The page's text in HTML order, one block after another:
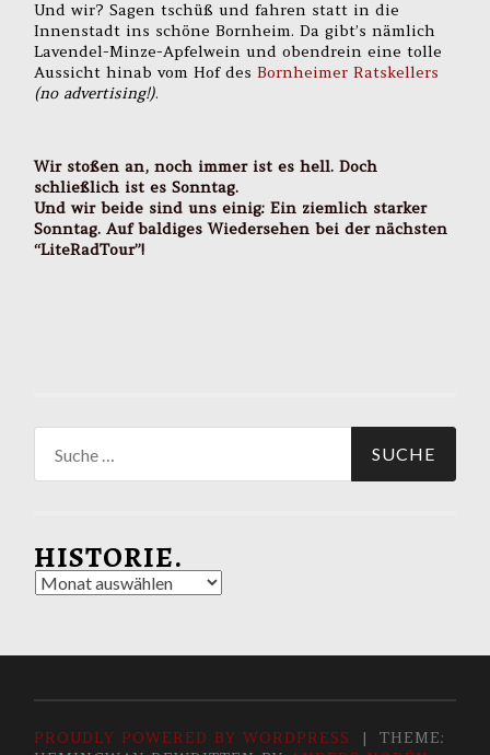
Und wir? Sagen tschüß und fahren statt in die
Innenstadt ins schöne Bornheim. Da gibt’s nämlich
Lavendel-Minze-Apfelwein und obendrein eine tolle
Aussicht hinab vom Hof desBornheimer Ratskellers
(no advertising!).
Wir stoßen an, noch immer ist es hell. Doch
schließlich ist es Sonntag.
Und wir beide sind uns einig: Ein ziemlich starker
Sonntag. Auf baldiges Wiedersehen bei der nächsten
“LiteRadTour”!
nach:
HISTORIE.
Historie.
PROUDLY POWERED BY WORDPRESS |
THEME: